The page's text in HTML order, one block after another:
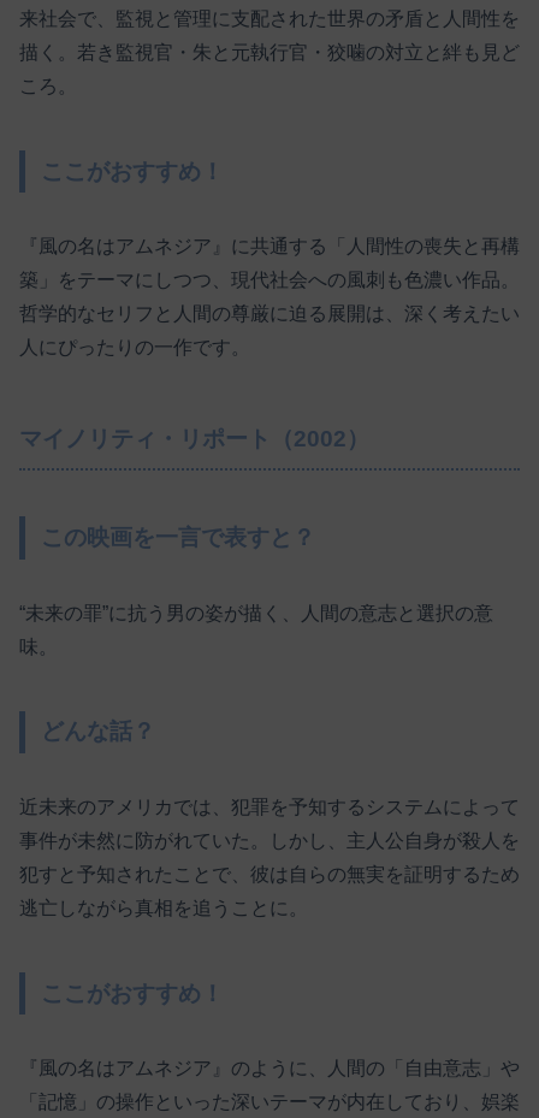
来社会で、監視と管理に支配された世界の矛盾と人間性を
描く。若き監視官・朱と元執行官・狡噛の対立と絆も見ど
ころ。
ここがおすすめ！
『風の名はアムネジア』に共通する「人間性の喪失と再構
築」をテーマにしつつ、現代社会への風刺も色濃い作品。
哲学的なセリフと人間の尊厳に迫る展開は、深く考えたい
人にぴったりの一作です。
マイノリティ・リポート（2002）
この映画を一言で表すと？
“未来の罪”に抗う男の姿が描く、人間の意志と選択の意
味。
どんな話？
近未来のアメリカでは、犯罪を予知するシステムによって
事件が未然に防がれていた。しかし、主人公自身が殺人を
犯すと予知されたことで、彼は自らの無実を証明するため
逃亡しながら真相を追うことに。
ここがおすすめ！
『風の名はアムネジア』のように、人間の「自由意志」や
「記憶」の操作といった深いテーマが内在しており、娯楽